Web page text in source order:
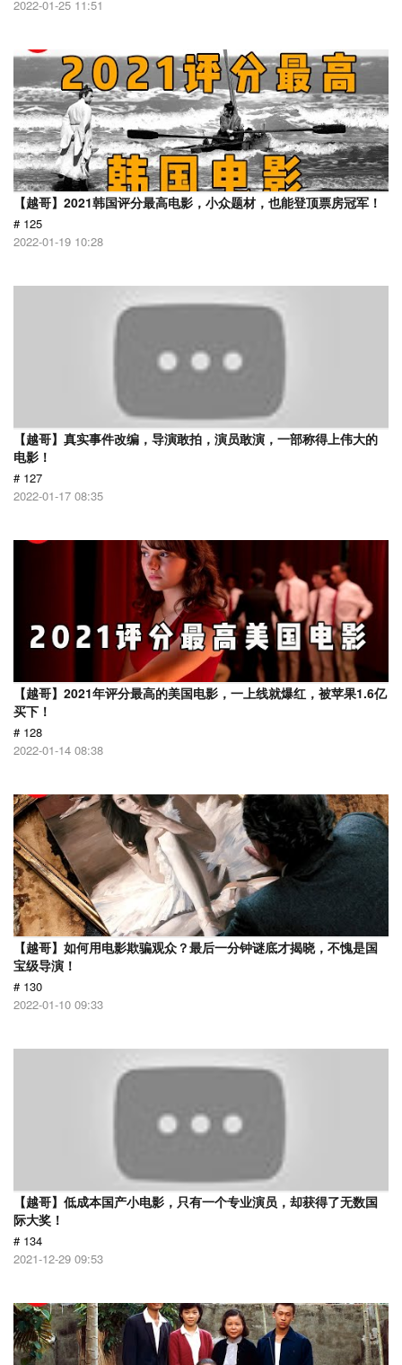
2022-01-25 11:51
【越哥】2021韩国评分最高电影，小众题材，也能登顶票房冠军！
# 125
2022-01-19 10:28
【越哥】真实事件改编，导演敢拍，演员敢演，一部称得上伟大的
电影！
# 127
2022-01-17 08:35
【越哥】2021年评分最高的美国电影，一上线就爆红，被苹果1.6亿
买下！
# 128
2022-01-14 08:38
【越哥】如何用电影欺骗观众？最后一分钟谜底才揭晓，不愧是国
宝级导演！
# 130
2022-01-10 09:33
【越哥】低成本国产小电影，只有一个专业演员，却获得了无数国
际大奖！
# 134
2021-12-29 09:53